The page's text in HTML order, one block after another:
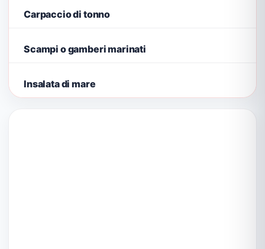
Carpaccio di tonno
Scampi o gamberi marinati
Insalata di mare